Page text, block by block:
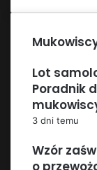
Lot
Poradnik
3 dni temu
Wzór